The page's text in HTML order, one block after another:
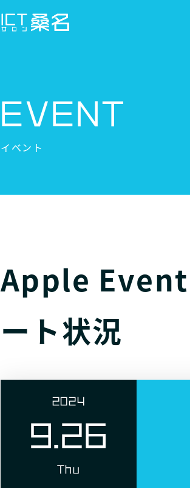
EVENT
イベント
Apple
ート状況
2024
9.26
Thu